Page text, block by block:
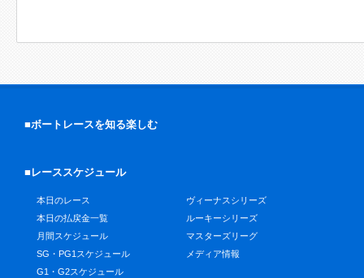
■ボートレースを知る楽しむ
■レーススケジュール
本日のレース
本日の払戻金一覧
月間スケジュール
SG・PG1スケジュール
G1・G2スケジュール
ヴィーナスシリーズ
ルーキーシリーズ
マスターズリーグ
メディア情報